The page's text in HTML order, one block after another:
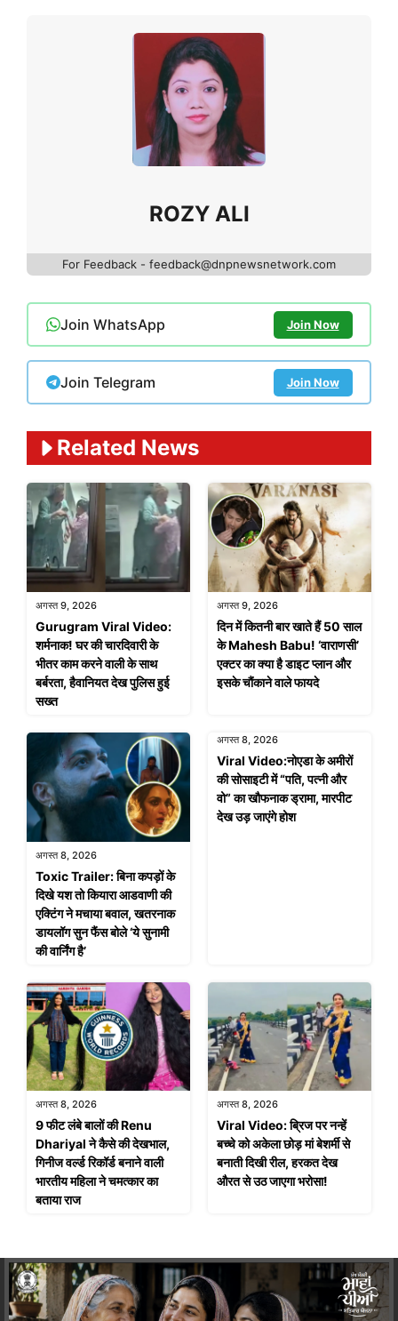
ROZY ALI
For Feedback - feedback@dnpnewsnetwork.com
Join WhatsApp Join Now
Join Telegram Join Now
Related News
अगस्त 9, 2026
Gurugram Viral Video:
शर्मनाक! घर की चारदिवारी के
भीतर काम करने वाली के साथ
बर्बरता, हैवानियत देख पुलिस हुई
सख्त
अगस्त 9, 2026
दिन में कितनी बार खाते हैं 50 साल
के Mahesh Babu! ‘वाराणसी’
एक्टर का क्या है डाइट प्लान और
इसके चौंकाने वाले फायदे
अगस्त 8, 2026
Toxic Trailer: बिना कपड़ों के
दिखे यश तो कियारा आडवाणी की
एक्टिंग ने मचाया बवाल, खतरनाक
डायलॉग सुन फैंस बोले ‘ये सुनामी
की वार्निंग है’
अगस्त 8, 2026
Viral Video:नोएडा के अमीरों
की सोसाइटी में “पति, पत्नी और
वो” का खौफनाक ड्रामा, मारपीट
देख उड़ जाएंगे होश
अगस्त 8, 2026
9 फीट लंबे बालों की Renu
Dhariyal ने कैसे की देखभाल,
गिनीज वर्ल्ड रिकॉर्ड बनाने वाली
भारतीय महिला ने चमत्कार का
बताया राज
अगस्त 8, 2026
Viral Video: ब्रिज पर नन्हें
बच्चे को अकेला छोड़ मां बेशर्मी से
बनाती दिखी रील, हरकत देख
औरत से उठ जाएगा भरोसा!